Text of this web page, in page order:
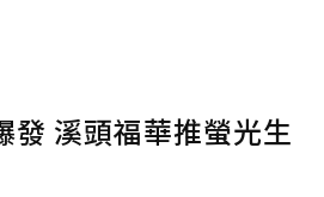
發 溪頭福華推螢光生